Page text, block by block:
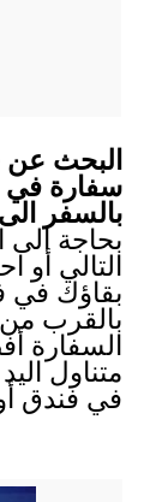
البحث عن
سفارة في
بالسفر الى
بحاجة الى
التالي أو
بقاؤك في
بالقرب من
السفارة
متناول
في فندق